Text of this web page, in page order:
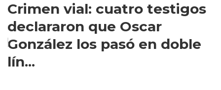
Crimen vial: cuatro testigos
declararon que Oscar
González los pasó en doble
lín...